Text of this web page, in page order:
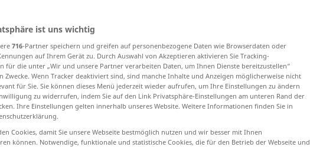
Weitere Beispiele...
wechseln
ist uns wichtig
716-Partner speichern und greifen auf personenbezogene Daten wie Browserdaten oder
auf Ihrem Gerät zu. Durch Auswahl von Akzeptieren aktivieren Sie Tracking-
für die unter „Wir und unsere Partner verarbeiten Daten, um Ihnen Dienste bereitzustellen“
Zwecke. Wenn Tracker deaktiviert sind, sind manche Inhalte und Anzeigen möglicherweise nicht
für Sie. Sie können dieses Menü jederzeit wieder aufrufen, um Ihre Einstellungen zu ändern
zu widerrufen, indem Sie auf den Link Privatsphäre-Einstellungen am unteren Rand der
Ihre Einstellungen gelten innerhalb unseres Website. Weitere Informationen finden Sie in
Cookies, damit Sie unsere Webseite bestmöglich nutzen und wir besser mit Ihnen
können. Notwendige, funktionale und statistische Cookies, die für den Betrieb der Webseite und